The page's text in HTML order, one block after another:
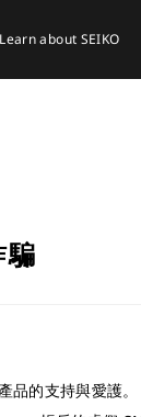
Learn about SEIKO
品的支持與愛護。